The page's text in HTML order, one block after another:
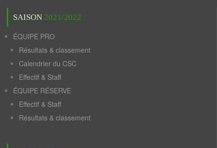
SAISON 2021/2022
ÉQUIPE PRO
Résultats & classement
Calendrier du CSC
Effectif & Staff
ÉQUIPE RÉSERVE
Effectif & Staff
Résultats & classement